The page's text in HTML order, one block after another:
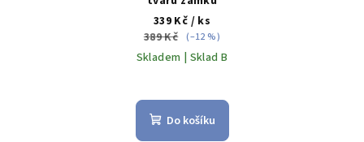
339 Kč / ks
389 Kč (–12 %)
Skladem | Sklad B
Do košíku